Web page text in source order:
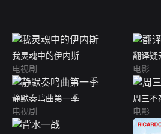
我灵魂中的伊内斯
电视剧
翻译疑
电影
静默奏鸣曲第一季
电视剧
周三不
电影